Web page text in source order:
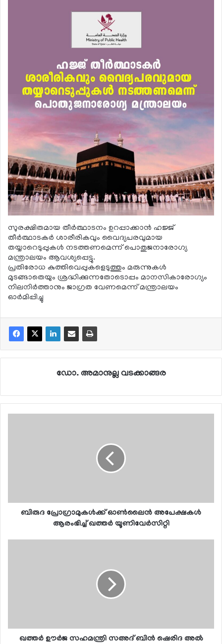
സുരക്ഷിതമായ തീര്‍ത്ഥാടനം ഉറപ്പാക്കാന്‍ ഹജ്ജ്
തീര്‍ത്ഥാടകര്‍ ശാരീരികവും വൈദ്യപരവുമായ
തയ്യാറെടുപ്പുകള്‍ നടത്തണമെന്ന് പൊതുജനാരോഗ്യ
മന്ത്രാലയം ആവശ്യപ്പെട്ടു.
പ്രതിരോധ കുത്തിവെപ്പുകളെടുത്തും മരുന്നുകള്‍
മുടങ്ങാതെയും ശ്രദ്ധിക്കുന്നതോടൊപ്പം മാനസികാരോഗ്യം
നിലനിര്‍ത്താനും ജാഗ്രത വേണമെന്ന് മന്ത്രാലയം
ഓര്‍മിപ്പിച്ചു
ഡോ. അമാനുല്ല വടക്കാങ്ങര
ബിരുദ പ്രോഗ്രാമുകള്‍ക്ക് ഓണ്‍ലൈന്‍ അപേക്ഷകള്‍
ആരംഭിച്ച് ഖത്തര്‍ യൂണിവേര്‍സിറ്റി
ഖത്തര്‍ ഊര്‍ജ സഹമന്ത്രി സഅദ് ബിന്‍ ഷെരിദ അല്‍